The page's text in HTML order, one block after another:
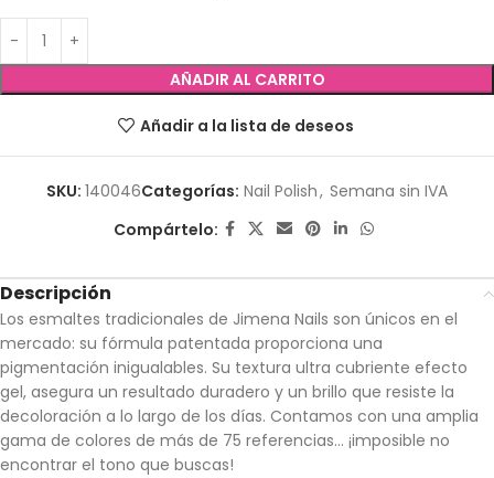
AÑADIR AL CARRITO
Añadir a la lista de deseos
SKU: 140046Categorías: Nail Polish, Semana sin IVA
Compártelo:
Descripción
Los esmaltes tradicionales de Jimena Nails son únicos en el
mercado: su fórmula patentada proporciona una
pigmentación inigualables. Su textura ultra cubriente efecto
gel, asegura un resultado duradero y un brillo que resiste la
decoloración a lo largo de los días. Contamos con una amplia
gama de colores de más de 75 referencias… ¡imposible no
encontrar el tono que buscas!